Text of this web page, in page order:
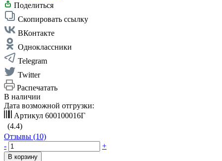
Поделиться
Скопировать ссылку
ВКонтакте
Одноклассники
Telegram
Twitter
Распечатать
В наличии
Дата возможной отгрузки:
Артикул 600100016Г
(4.4)
Отзывы (10)
-
+
В корзину